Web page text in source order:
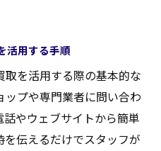
活用する手順
を活用する際の基本的な
プや専門業者に問い合わ
やウェブサイトから簡単
伝えるだけでスタッフが